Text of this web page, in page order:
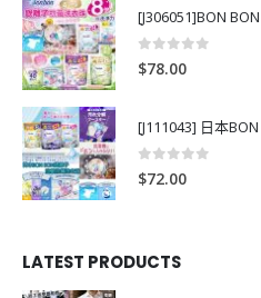
[J306051]BON
0out of 5
$78.00
0
$72.00
LATEST PRODUCTS